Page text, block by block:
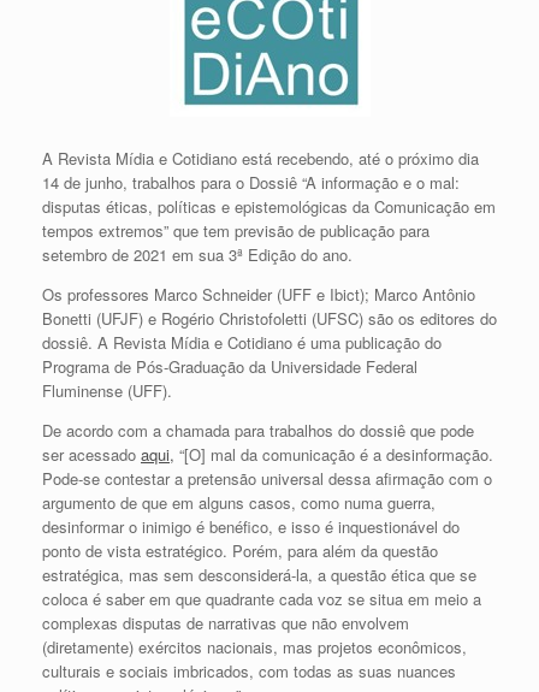
A Revista Mídia e Cotidiano está recebendo, até o próximo dia
14 de junho, trabalhos para o Dossiê “A informação e o mal:
disputas éticas, políticas e epistemológicas da Comunicação em
tempos extremos” que tem previsão de publicação para
setembro de 2021 em sua 3ª Edição do ano.
Os professores Marco Schneider (UFF e Ibict); Marco Antônio
Bonetti (UFJF) e Rogério Christofoletti (UFSC) são os editores do
dossiê. A Revista Mídia e Cotidiano é uma publicação do
Programa de Pós-Graduação da Universidade Federal
Fluminense (UFF).
De acordo com a chamada para trabalhos do dossiê que pode
ser acessado aqui, “[O] mal da comunicação é a desinformação.
Pode-se contestar a pretensão universal dessa afirmação com o
argumento de que em alguns casos, como numa guerra,
desinformar o inimigo é benéfico, e isso é inquestionável do
ponto de vista estratégico. Porém, para além da questão
estratégica, mas sem desconsiderá-la, a questão ética que se
coloca é saber em que quadrante cada voz se situa em meio a
complexas disputas de narrativas que não envolvem
(diretamente) exércitos nacionais, mas projetos econômicos,
culturais e sociais imbricados, com todas as suas nuances